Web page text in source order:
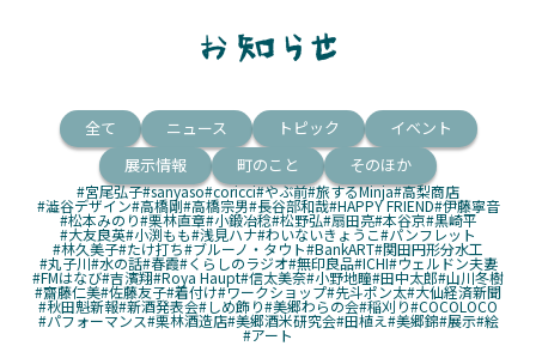
全て ニュース トピック
イベント
展示情報
町のこと そのほか
#宮尾弘子#sanyaso#coricci#やぶ前#旅するMinja#高梨商店
#澁谷デザイン#高橋剛#高橋宗男#長谷部和哉#HAPPY FRIEND#伊藤寧音
#松本みのり#栗林直章#小鍛冶稔#松野弘#扇田亮#本谷京#黒崎平
#大友良英#小渕もも#浅見ハナ#わいないきょうこ#パンフレット
#林久美子#たけ打ち#ブルーノ・タウト#BankART#関田円形分水工
#丸子川#水の話#春霞#くらしのラジオ#無印良品#ICHI#ウェルドン夫妻
#FMはなび#吉濱翔#Roya Haupt#信太美奈#小野地瞳#田中太郎#山川冬樹
#齋藤仁美#佐藤友子#着付け#ワークショップ#先斗ポン太#大仙経済新聞
#秋田魁新報#新酒発表会#しめ飾り#美郷わらの会#稲刈り#COCOLOCO
#パフォーマンス#栗林酒造店#美郷酒米研究会#田植え#美郷錦#展示#絵
#アート